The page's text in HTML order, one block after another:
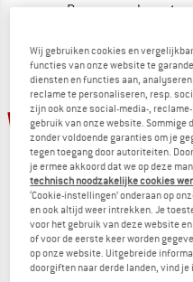
De zomersale gaat
NAAR DE
-10%
FOX RACING
Ranger Wind Pullover
Wij gebruiken cookies en
functies van onze website te
diensten en functies aan,
reclame te personaliseren, resp.
zijn ook onze social-media-,
gebruik van onze website. Sommige
zonder voldoende garanties om je
tegen toegang door autoriteiten.
je ermee akkoord dat we op deze
technisch noodzakelijke cookies
‘Cookie-instellingen’ onderaan op
en ook altijd weer intrekken. Je
voor het gebruik van deze website
of voor de eerste keer worden
op onze website. Uitgebreide
doorgiften naar derde landen, vind je